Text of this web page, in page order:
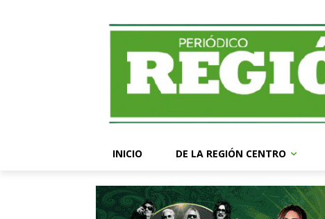
INICIO DE LA REGIÓN CENTRO